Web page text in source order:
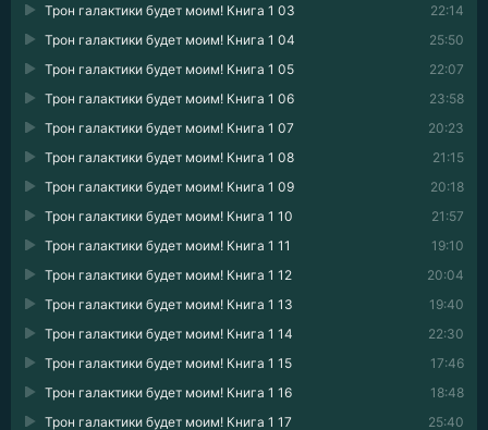
22:14
Трон галактики будет моим! Книга 1 03
25:50
Трон галактики будет моим! Книга 1 04
22:07
Трон галактики будет моим! Книга 1 05
23:58
Трон галактики будет моим! Книга 1 06
20:23
Трон галактики будет моим! Книга 1 07
21:15
Трон галактики будет моим! Книга 1 08
20:18
Трон галактики будет моим! Книга 1 09
21:57
Трон галактики будет моим! Книга 1 10
19:10
Трон галактики будет моим! Книга 1 11
20:04
Трон галактики будет моим! Книга 1 12
19:40
Трон галактики будет моим! Книга 1 13
22:30
Трон галактики будет моим! Книга 1 14
17:46
Трон галактики будет моим! Книга 1 15
18:48
Трон галактики будет моим! Книга 1 16
25:40
Трон галактики будет моим! Книга 1 17